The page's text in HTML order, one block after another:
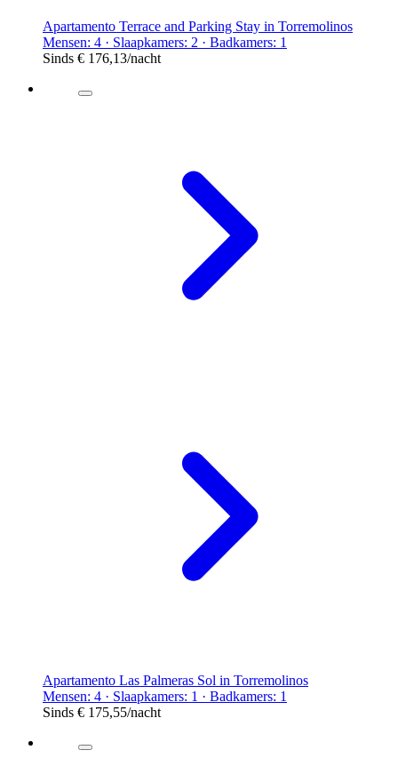
Apartamento Terrace and Parking Stay in Torremolinos
Mensen: 4 · Slaapkamers: 2 · Badkamers: 1
Sinds € 176,13/nacht
Apartamento Las Palmeras Sol in Torremolinos
Mensen: 4 · Slaapkamers: 1 · Badkamers: 1
Sinds € 175,55/nacht